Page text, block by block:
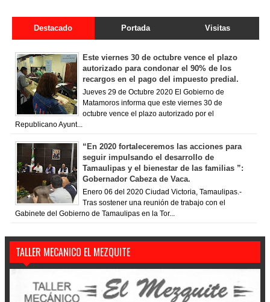
Destacado Portada Visitas
Este viernes 30 de octubre vence el plazo
autorizado para condonar el 90% de los
recargos en el pago del impuesto predial.
Jueves 29 de Octubre 2020 El Gobierno de
Matamoros informa que este viernes 30 de
octubre vence el plazo autorizado por el
Republicano Ayunt...
“En 2020 fortaleceremos las acciones para
seguir impulsando el desarrollo de
Tamaulipas y el bienestar de las familias ”:
Gobernador Cabeza de Vaca.
Enero 06 del 2020 Ciudad Victoria, Tamaulipas.-
Tras sostener una reunión de trabajo con el
Gabinete del Gobierno de Tamaulipas en la Tor...
TALLER MECANICO EL MEZQUITE